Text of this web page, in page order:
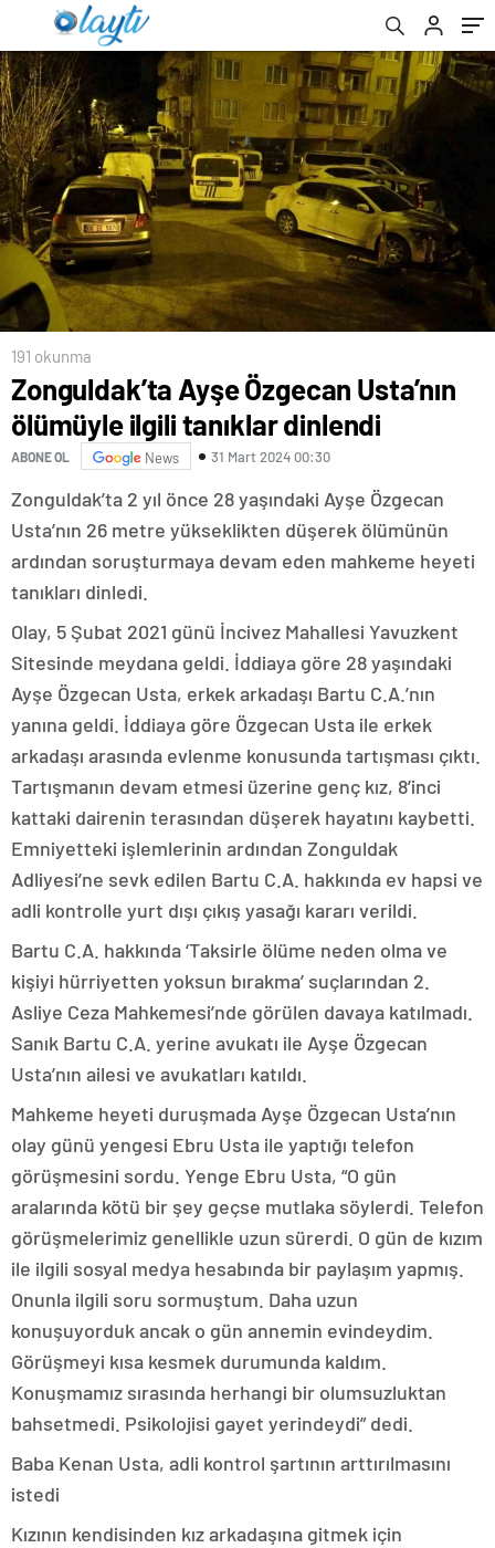
191 okunma
Zonguldak’ta Ayşe Özgecan Usta’nın
ölümüyle ilgili tanıklar dinlendi
ABONE OL News 31 Mart 2024 00:30
Zonguldak’ta 2 yıl önce 28 yaşındaki Ayşe Özgecan
Usta’nın 26 metre yükseklikten düşerek ölümünün
ardından soruşturmaya devam eden mahkeme heyeti
tanıkları dinledi.
Olay, 5 Şubat 2021 günü İncivez Mahallesi Yavuzkent
Sitesinde meydana geldi. İddiaya göre 28 yaşındaki
Ayşe Özgecan Usta, erkek arkadaşı Bartu C.A.’nın
yanına geldi. İddiaya göre Özgecan Usta ile erkek
arkadaşı arasında evlenme konusunda tartışması çıktı.
Tartışmanın devam etmesi üzerine genç kız, 8’inci
kattaki dairenin terasından düşerek hayatını kaybetti.
Emniyetteki işlemlerinin ardından Zonguldak
Adliyesi’ne sevk edilen Bartu C.A. hakkında ev hapsi ve
adli kontrolle yurt dışı çıkış yasağı kararı verildi.
Bartu C.A. hakkında ‘Taksirle ölüme neden olma ve
kişiyi hürriyetten yoksun bırakma’ suçlarından 2.
Asliye Ceza Mahkemesi’nde görülen davaya katılmadı.
Sanık Bartu C.A. yerine avukatı ile Ayşe Özgecan
Usta’nın ailesi ve avukatları katıldı.
Mahkeme heyeti duruşmada Ayşe Özgecan Usta’nın
olay günü yengesi Ebru Usta ile yaptığı telefon
görüşmesini sordu. Yenge Ebru Usta, “O gün
aralarında kötü bir şey geçse mutlaka söylerdi. Telefon
görüşmelerimiz genellikle uzun sürerdi. O gün de kızım
ile ilgili sosyal medya hesabında bir paylaşım yapmış.
Onunla ilgili soru sormuştum. Daha uzun
konuşuyorduk ancak o gün annemin evindeydim.
Görüşmeyi kısa kesmek durumunda kaldım.
Konuşmamız sırasında herhangi bir olumsuzluktan
bahsetmedi. Psikolojisi gayet yerindeydi” dedi.
Baba Kenan Usta, adli kontrol şartının arttırılmasını
istedi
Kızının kendisinden kız arkadaşına gitmek için